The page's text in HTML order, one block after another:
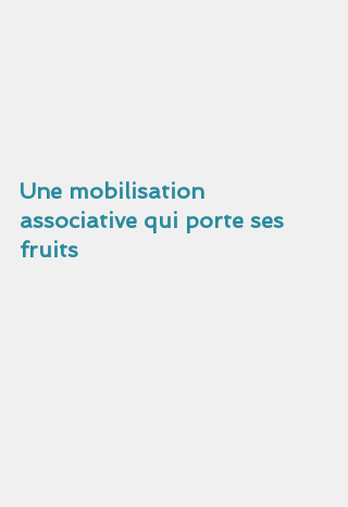
Une mobilisation
associative qui porte ses
fruits